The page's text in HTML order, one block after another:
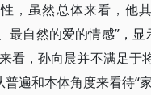
，虽然总体来看，他
最自然的爱的情感”，
看，孙向晨并不满足于
遍和本体角度来看待“